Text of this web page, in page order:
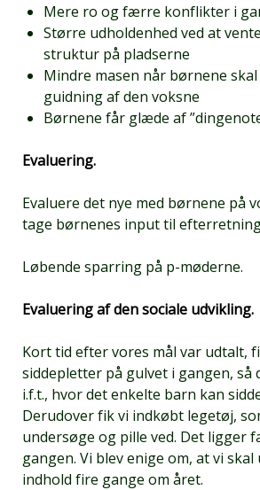
Mere ro og færre konflikter i
Større udholdenhed ved at
struktur på pladserne
Mindre masen når børnene
guidning af den voksne
Børnene får glæde af
Evaluering.
Evaluere det nye med børnene på
tage børnenes input til
Løbende sparring på p-møderne.
Evaluering af den sociale udvikling.
Kort tid efter vores mål var udtalt,
siddepletter på gulvet i gangen, så
i.f.t., hvor det enkelte barn kan
Derudover fik vi indkøbt legetøj,
undersøge og pille ved. Det ligger
gangen. Vi blev enige om, at vi
indhold fire gange om året.